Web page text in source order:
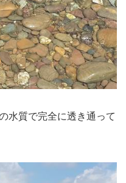
水質で完全に透き通って